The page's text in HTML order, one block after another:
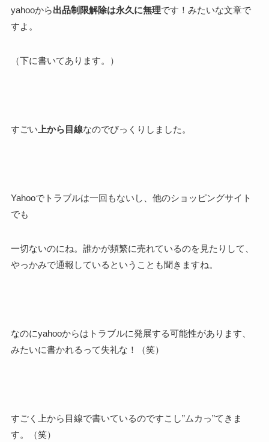
yahooから出品制限解除は永久に無理です！みたいな文章で
すよ。
（下に書いてあります。）
すごい 上から目線なのでびっくりしました。
Yahooでトラブルは一回もないし、他のショッピングサイト
でも
一切ないのにね。誰かが頻繁に売れているのを見たりして、
やっかみで通報しているということも聞きますね。
なのにyahooからはトラブルに発展する可能性があります、
みたいに書かれるって失礼な！（笑）
すごく上から目線で書いているのですこし”ムカっ”てきま
す。（笑）